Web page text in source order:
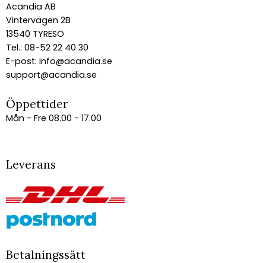
Acandia AB
Vintervägen 2B
13540 TYRESÖ
Tel.: 08-52 22 40 30
E-post: info@acandia.se
support@acandia.se
Öppettider
Mån - Fre 08.00 - 17.00
Leverans
Betalningssätt